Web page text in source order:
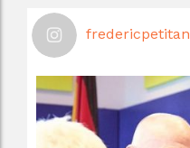
fredericpetitan